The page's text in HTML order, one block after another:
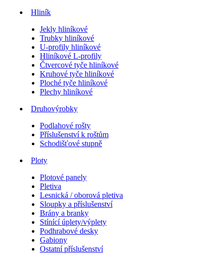
Hliník
Jekly hliníkové
Trubky hliníkové
U-profily hliníkové
Hliníkové L-profily
Čtvercové tyče hliníkové
Kruhové tyče hliníkové
Ploché tyče hliníkové
Plechy hliníkové
Druhovýrobky
Podlahové rošty
Příslušenství k roštům
Schodišťové stupně
Ploty
Plotové panely
Pletiva
Lesnická / oborová pletiva
Sloupky a příslušenství
Brány a branky
Stínící úplety/výplety
Podhrabové desky
Gabiony
Ostatní příslušenství